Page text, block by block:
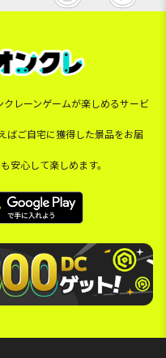
レーンゲームが楽しめるサービ
ばご自宅に獲得した景品をお届
安心して楽しめます。